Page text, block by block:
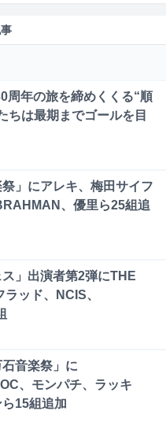
周年の旅を締めくくる“順
ちは最期までゴールを目
」にアレキ、梅田サイフ
、優里ら25組追
ス」出演者第2弾にTHE
ッド、NCIS、
音楽祭」に
、モンパチ、ラッキ
15組追加